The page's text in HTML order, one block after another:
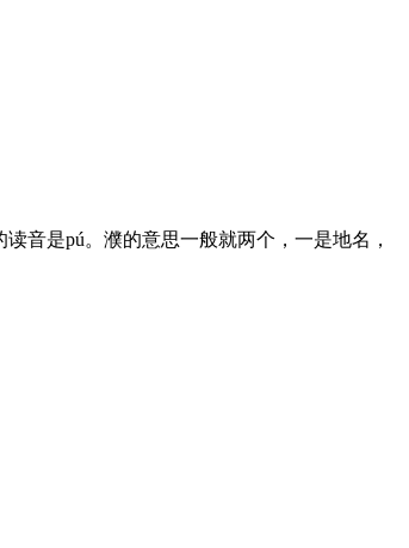
音是pú。濮的意思一般就两个，一是地名，